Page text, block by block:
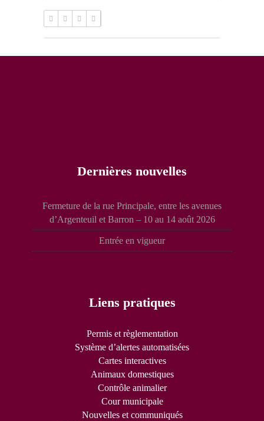
Dernières nouvelles
Fermeture de la rue Principale, entre les avenues
d’Argenteuil et Barron – 10 au 14 août 2026
Entrée en vigueur
Liens pratiques
Permis et règlementation
Système d’alertes automatisées
Cartes interactives
Animaux domestiques
Contrôle animalier
Cour municipale
Nouvelles et communiqués